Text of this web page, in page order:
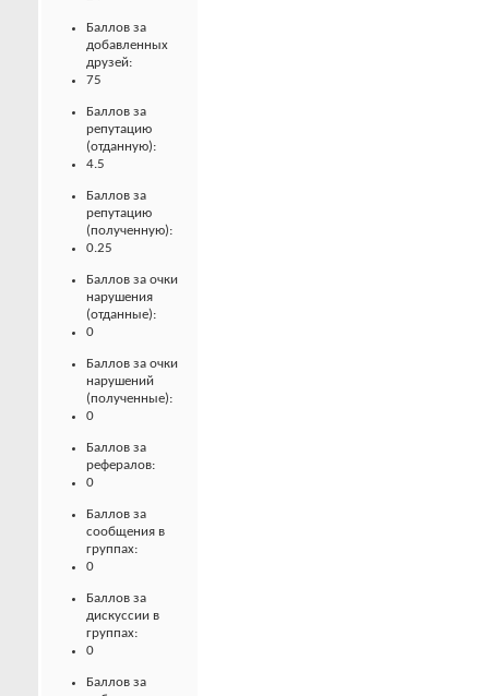
Баллов за
добавленных
друзей:
75
Баллов за
репутацию
(отданную):
4.5
Баллов за
репутацию
(полученную):
0.25
Баллов за очки
нарушения
(отданные):
0
Баллов за очки
нарушений
(полученные):
0
Баллов за
рефералов:
0
Баллов за
сообщения в
группах:
0
Баллов за
дискуссии в
группах:
0
Баллов за